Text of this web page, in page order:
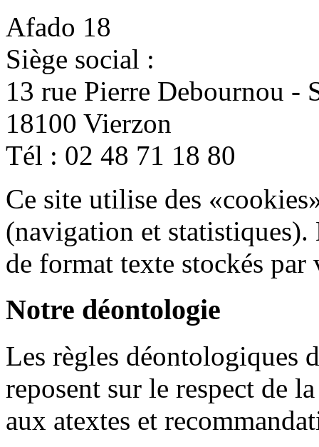
Afado 18
​Siège social :
13 rue Pierre Debournou -
18100 Vierzon
Tél : 02 48 71 18 80
Ce site utilise des
(navigation et
de format texte stockés
Notre déontologie
Les règles déontologiques
reposent sur le respect de
aux atextes et